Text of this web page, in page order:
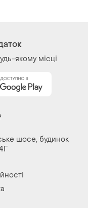
якому місці
шосе, будинок